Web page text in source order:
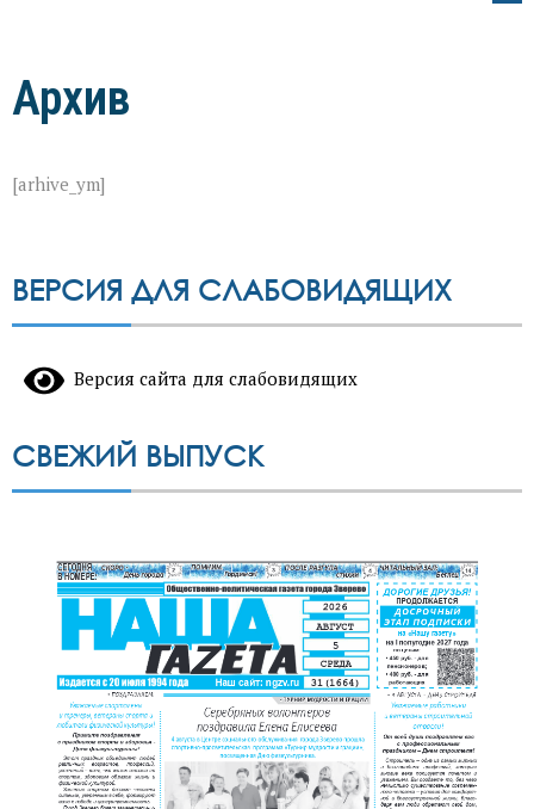
Архив
[arhive_ym]
ВЕРСИЯ ДЛЯ СЛАБОВИДЯЩИХ
Версия сайта для слабовидящих
СВЕЖИЙ ВЫПУСК